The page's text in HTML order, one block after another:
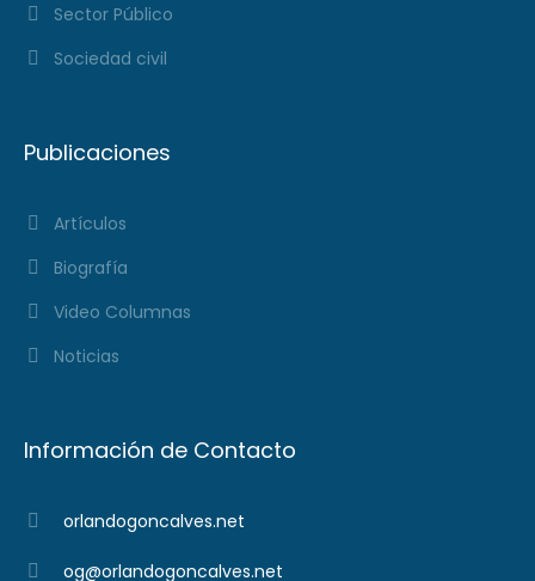
Sector Público
Sociedad civil
Publicaciones
Artículos
Biografía
Video Columnas
Noticias
Información de Contacto
orlandogoncalves.net
og@orlandogoncalves.net